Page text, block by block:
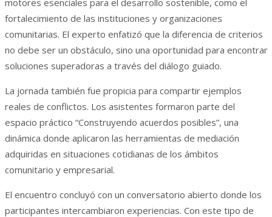
fortalecimiento de las instituciones y organizaciones
comunitarias. El experto enfatizó que la diferencia de criterios
no debe ser un obstáculo, sino una oportunidad para encontrar
soluciones superadoras a través del diálogo guiado.
La jornada también fue propicia para compartir ejemplos
reales de conflictos. Los asistentes formaron parte del
espacio práctico “Construyendo acuerdos posibles”, una
dinámica donde aplicaron las herramientas de mediación
adquiridas en situaciones cotidianas de los ámbitos
comunitario y empresarial.
El encuentro concluyó con un conversatorio abierto donde los
participantes intercambiaron experiencias. Con este tipo de